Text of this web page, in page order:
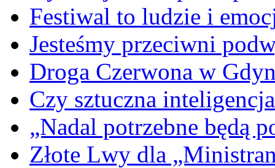
Festiwal to ludzie i
Jesteśmy przeciwni
Droga Czerwona w
Czy sztuczna
„Nadal potrzebne będą
Złote Lwy dla